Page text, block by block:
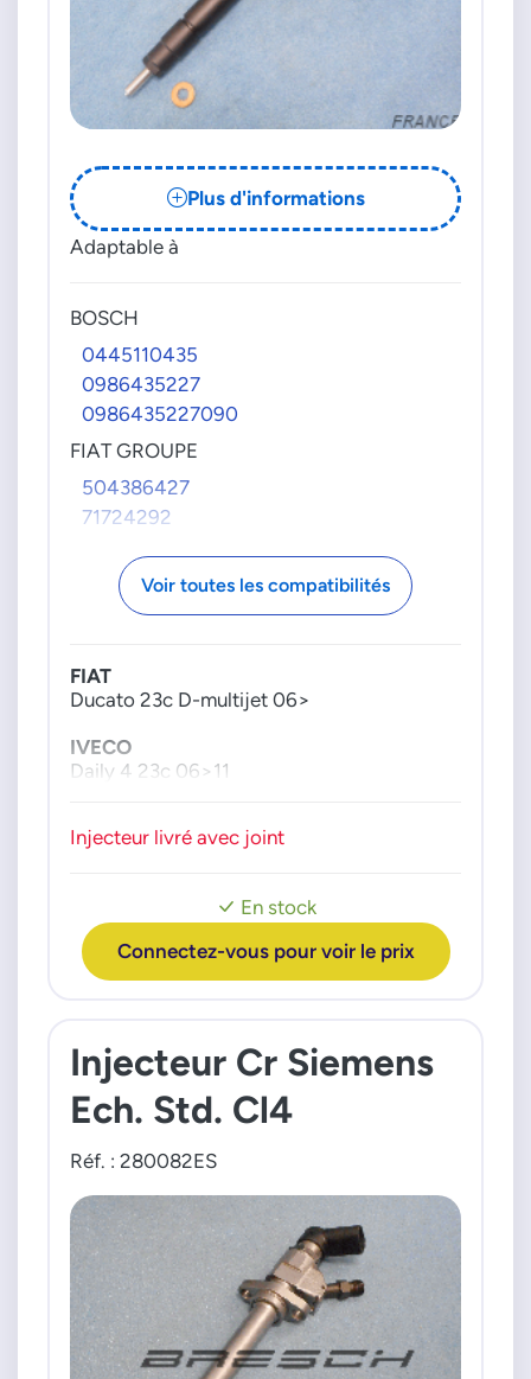
Plus d'informations
Adaptable à
BOSCH
0445110435
0986435227
0986435227090
FIAT GROUPE
504386427
71724292
Voir toutes les compatibilités
En stock
Connectez-vous pour voir le prix
FIAT
Ducato 23c D-multijet 06>
IVECO
Daily 4 23c 06>11
Injecteur livré avec joint
Injecteur Cr Siemens
Ech. Std. Cl4
Réf. : 280082ES